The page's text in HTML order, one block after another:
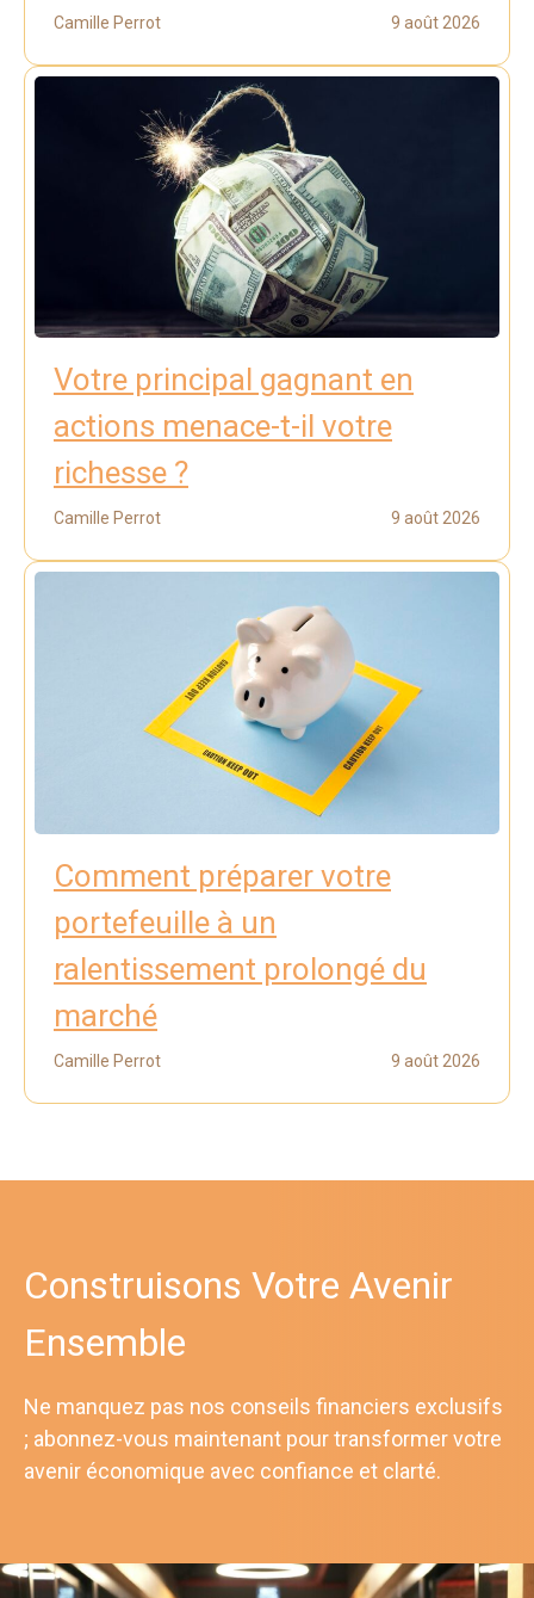
Camille Perrot 9 août 2026
Votre principal gagnant en
actions menace-t-il votre
richesse ?
Camille Perrot 9 août 2026
Comment préparer votre
portefeuille à un
ralentissement prolongé du
marché
Camille Perrot 9 août 2026
Construisons Votre Avenir
Ensemble
Ne manquez pas nos conseils financiers exclusifs
; abonnez-vous maintenant pour transformer votre
avenir économique avec confiance et clarté.